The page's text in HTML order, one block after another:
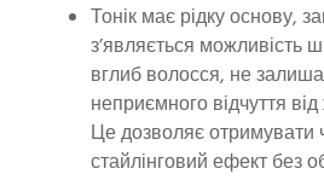
Тонік має рідку основу,
з’являється можливість
вглиб волосся, не
неприємного відчуття
Це дозволяє отримувати
стайлінговий ефект без